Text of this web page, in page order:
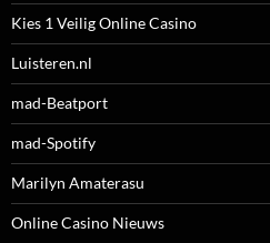
Kies 1 Veilig Online Casino
Luisteren.nl
mad-Beatport
mad-Spotify
Marilyn Amaterasu
Online Casino Nieuws